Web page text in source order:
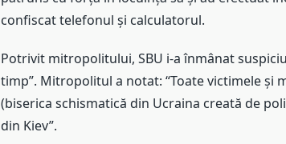
confiscat telefonul și calculatorul.
Potrivit mitropolitului, SBU i-a înmânat
timp”. Mitropolitul a notat: “Toate victimele și
(biserica schismatică din Ucraina creată de
din Kiev”.